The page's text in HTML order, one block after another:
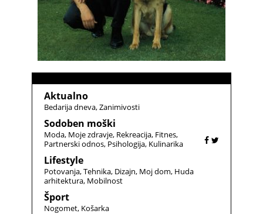
Aktualno
Bedarija dneva Zanimivosti
Sodoben moški
Moda Moje zdravje Rekreacija Fitnes
Partnerski odnos Psihologija Kulinarika
Lifestyle
Potovanja Tehnika Dizajn Moj dom Huda
arhitektura Mobilnost
Šport
Nogomet Košarka